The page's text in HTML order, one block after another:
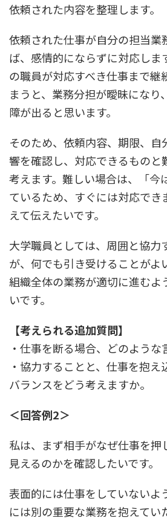
依頼された内容を整理します。
依頼された仕事が自分の担当業
ば、感情的にならずに対応しま
の職員が対応すべき仕事まで継
まうと、業務分担が曖昧になり
障が出ると思います。
そのため、依頼内容、期限、自
響を確認し、対応できるものと
考えます。難しい場合は、「今
ているため、すぐには対応でき
えて伝えたいです。
大学職員としては、周囲と協力
が、何でも引き受けることがよ
組織全体の業務が適切に進むよ
いです。
【考えられる追加質問】
・仕事を断る場合、どのような
・協力することと、仕事を抱
バランスをどう考えますか。
＜回答例2＞
私は、まず相手がなぜ仕事を押
見えるのかを確認したいです。
表面的には仕事をしていないよ
には別の重要な業務を抱えてい